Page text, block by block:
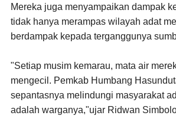
Mereka juga menyampaikan dampak
tidak hanya merampas wilayah adat
berdampak kepada terganggunya
"Setiap musim kemarau, mata air
mengecil. Pemkab Humbang
sepantasnya melindungi masyarakat
adalah warganya,"ujar Ridwan